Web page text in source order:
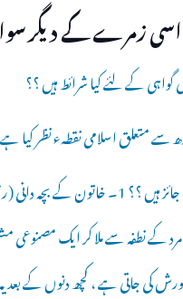
اسی زمرے کے دیگر
گواہی کے لئے کیا شرائط ہیں ؟؟
سے متعلق اسلامی نقطہء نظر کیا
کیا یہ عوامل جائز ہیں ؟؟ 1۔ خاتون
کے نطفہ سے ملا کر ایک مصنوعی
کی جاتی ہے ، کچھ دنوں کے بعد